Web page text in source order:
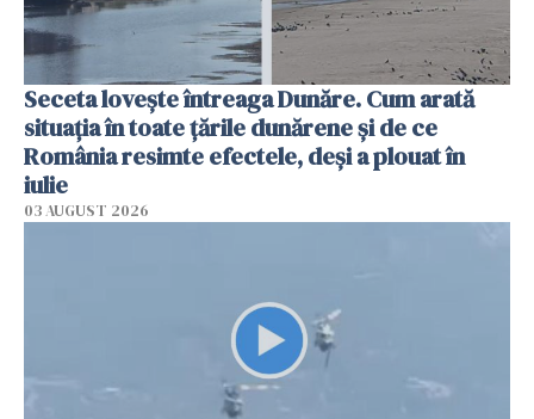
Seceta lovește întreaga Dunăre. Cum arată
situația în toate țările dunărene și de ce
România resimte efectele, deși a plouat în
iulie
03 AUGUST 2026